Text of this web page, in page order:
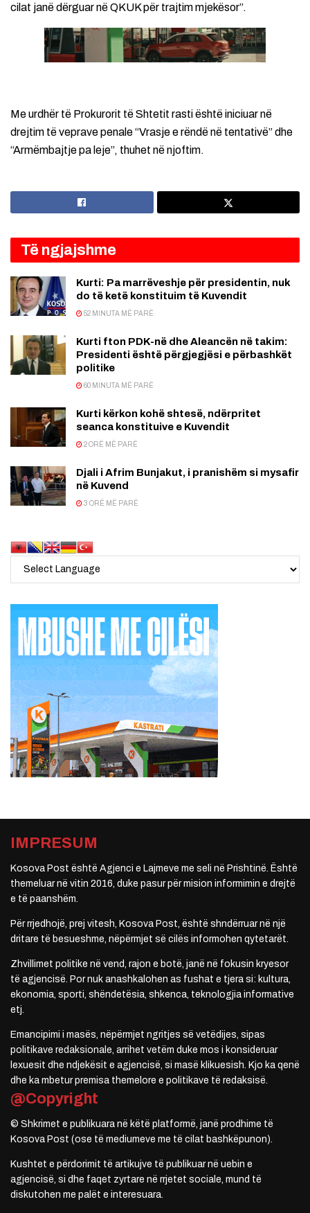
cilat janë dërguar në QKUK për trajtim mjekësor”.
Me urdhër të Prokurorit të Shtetit rasti është iniciuar në
drejtim të veprave penale “Vrasje e rëndë në tentativë” dhe
“Armëmbajtje pa leje”, thuhet në njoftim.
Të ngjajshme
Kurti: Pa marrëveshje për presidentin, nuk
do të ketë konstituim të Kuvendit
52 MINUTA MË PARË
Kurti fton PDK-në dhe Aleancën në takim:
Presidenti është përgjegjësi e përbashkët
politike
60 MINUTA MË PARË
Kurti kërkon kohë shtesë, ndërpritet
seanca konstituive e Kuvendit
2 ORË MË PARË
Djali i Afrim Bunjakut, i pranishëm si mysafir
në Kuvend
3 ORË MË PARË
IMPRESUM
Kosova Post është Agjenci e Lajmeve me seli në Prishtinë. Është
themeluar në vitin 2016, duke pasur për mision informimin e drejtë
e të paanshëm.
Për rrjedhojë, prej vitesh, Kosova Post, është shndërruar në një
dritare të besueshme, nëpërmjet së cilës informohen qytetarët.
Zhvillimet politike në vend, rajon e botë, janë në fokusin kryesor
të agjencisë. Por nuk anashkalohen as fushat e tjera si: kultura,
ekonomia, sporti, shëndetësia, shkenca, teknologjia informative
etj.
Emancipimi i masës, nëpërmjet ngritjes së vetëdijes, sipas
politikave redaksionale, arrihet vetëm duke mos i konsideruar
lexuesit dhe ndjekësit e agjencisë, si masë klikuesish. Kjo ka qenë
dhe ka mbetur premisa themelore e politikave të redaksisë.
@Copyright
© Shkrimet e publikuara në këtë platformë, janë prodhime të
Kosova Post (ose të mediumeve me të cilat bashkëpunon).
Kushtet e përdorimit të artikujve të publikuar në uebin e
agjencisë, si dhe faqet zyrtare në rrjetet sociale, mund të
diskutohen me palët e interesuara.